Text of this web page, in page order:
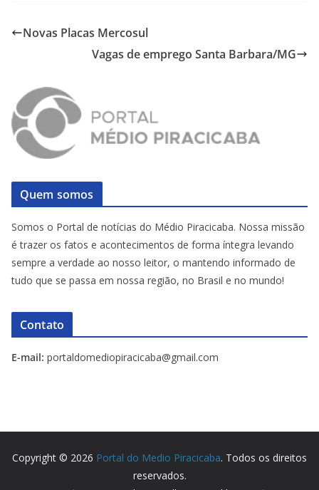
Novas Placas Mercosul
Vagas de emprego Santa Barbara/MG
Quem somos
Somos o Portal de notícias do Médio Piracicaba. Nossa missão
é trazer os fatos e acontecimentos de forma íntegra levando
sempre a verdade ao nosso leitor, o mantendo informado de
tudo que se passa em nossa região, no Brasil e no mundo!
Contato
E-mail: portaldomediopiracicaba@gmail.com
Copyright © 2026 Portal do Medio Piracicaba. Todos os direitos
reservados.